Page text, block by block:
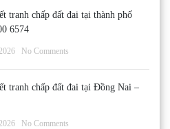
tranh chấp đất đai tại thành phố
6574
No Comments
tranh chấp đất đai tại Đồng Nai –
No Comments